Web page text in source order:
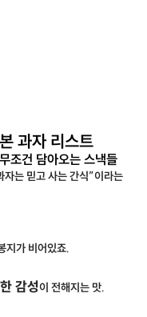
과자 리스트
조건 담아오는 스낵들
는 믿고 사는 간식”이라는
지가 비어있죠.
감성이 전해지는 맛.